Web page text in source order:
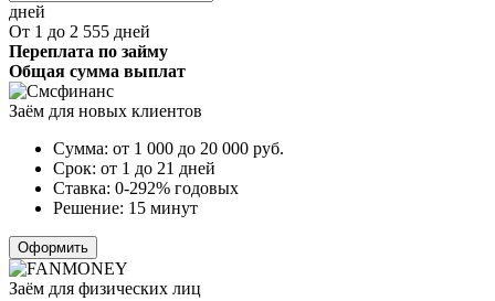
дней
От 1 до 2 555 дней
Переплата по займу
Общая сумма выплат
Заём для новых клиентов
Сумма: от 1 000 до 20 000 руб.
Срок: от 1 до 21 дней
Ставка: 0-292% годовых
Решение: 15 минут
Оформить
Заём для физических лиц